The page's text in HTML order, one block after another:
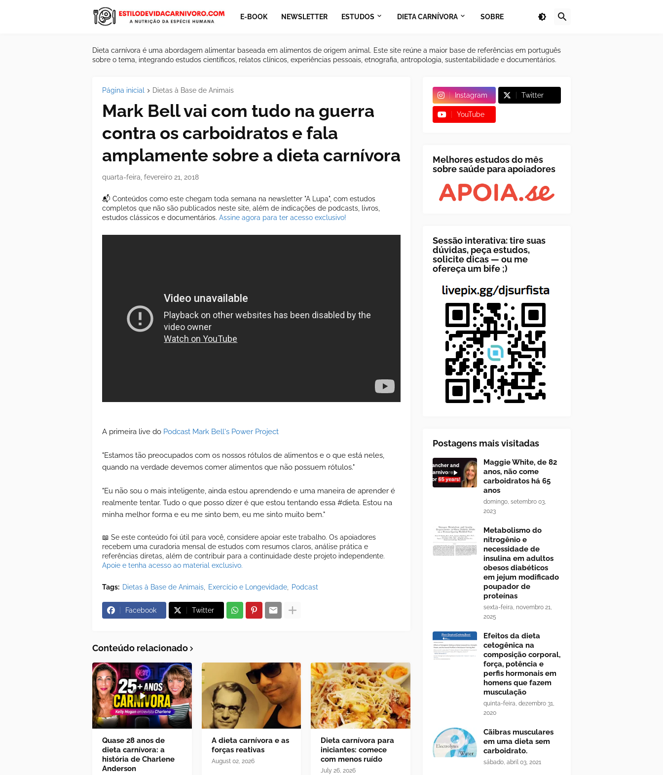
E-BOOK NEWSLETTER ESTUDOS DIETA CARNÍVORA SOBRE
Dieta carnívora é uma abordagem alimentar baseada em alimentos de origem animal. Este site reúne a maior base de referências em português
sobre o tema, integrando estudos científicos, relatos clínicos, experiências pessoais, etnografia, antropologia, sustentabilidade e documentários.
Página inicial Dietas à Base de Animais
Mark Bell vai com tudo na guerra
contra os carboidratos e fala
amplamente sobre a dieta carnívora
quarta-feira, fevereiro 21, 2018
📬 Conteúdos como este chegam toda semana na newsletter "A Lupa", com estudos
completos que não são publicados neste site, além de indicações de podcasts, livros,
estudos clássicos e documentários. Assine agora para ter acesso exclusivo!
A primeira live do Podcast Mark Bell's Power Project
"Estamos tão preocupados com os nossos rótulos de alimentos e o que está neles,
quando na verdade devemos comer alimentos que não possuem rótulos."
"Eu não sou o mais inteligente, ainda estou aprendendo e uma maneira de aprender é
realmente tentar. Tudo o que posso dizer é que estou tentando essa #dieta. Estou na
minha melhor forma e eu me sinto bem, eu me sinto muito bem."
📖 Se este conteúdo foi útil para você, considere apoiar este trabalho. Os apoiadores
recebem uma curadoria mensal de estudos com resumos claros, análise prática e
referências diretas, além de contribuir para a continuidade deste projeto independente.
Apoie e tenha acesso ao material exclusivo.
Tags: Dietas à Base de Animais Exercício e Longevidade Podcast
Facebook Twitter
Conteúdo relacionado
Quase 28 anos de
dieta carnívora: a
história de Charlene
Anderson
A dieta carnívora e as
forças reativas
August 02, 2026
Dieta carnívora para
iniciantes: comece
com menos ruído
July 26, 2026
Instagram Twitter
YouTube
Melhores estudos do mês
sobre saúde para apoiadores
Sessão interativa: tire suas
dúvidas, peça estudos,
solicite dicas — ou me
ofereça um bife ;)
Postagens mais visitadas
Maggie White, de 82
anos, não come
carboidratos há 65
anos
domingo, setembro 03,
2023
Metabolismo do
nitrogênio e
necessidade de
insulina em adultos
obesos diabéticos
em jejum modificado
poupador de
proteínas
sexta-feira, novembro 21,
2025
Efeitos da dieta
cetogênica na
composição corporal,
força, potência e
perfis hormonais em
homens que fazem
musculação
quinta-feira, dezembro 31,
2020
Cãibras musculares
em uma dieta sem
carboidrato.
sábado, abril 03, 2021